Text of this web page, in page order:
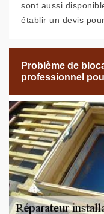
sont aussi
établir un devis
Problème de
professionnel